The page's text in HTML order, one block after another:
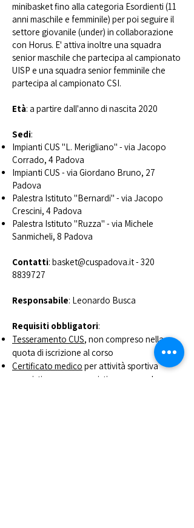
minibasket fino alla categoria Esordienti (11
anni maschile e femminile) per poi seguire il
settore giovanile (under) in collaborazione
con Horus. E' attiva inoltre una squadra
senior maschile che partecipa al campionato
UISP e una squadra senior femminile che
partecipa al campionato CSI.
Età: a partire dall'anno di nascita 2020
Sedi:
Impianti CUS "L. Merigliano" - via Jacopo
Corrado, 4 Padova
Impianti CUS - via Giordano Bruno, 27
Padova
Palestra Istituto "Bernardi" - via Jacopo
Crescini, 4 Padova
Palestra Istituto "Ruzza" - via Michele
Sanmicheli, 8 Padova
Contatti: basket@cuspadova.it- 320
8839727
Responsabile: Leonardo Busca
Requisiti obbligatori:
Tesseramento CUS, non compreso nella
quota di iscrizione al corso
Certificato medico per attività sportiva
agonistica o non agonistica a seconda